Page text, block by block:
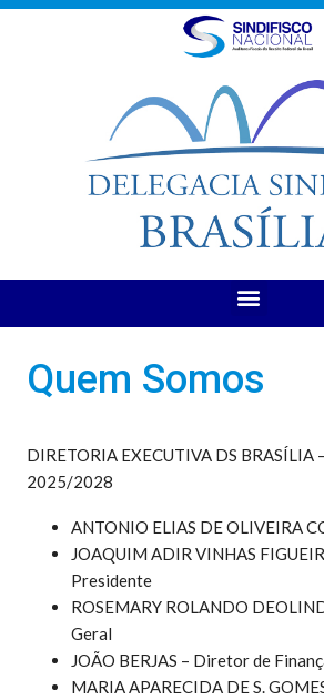
Quem Somos
DIRETORIA EXECUTIVA DS BRASÍLIA
2025/2028
ANTONIO ELIAS DE OLIVEIRA
JOAQUIM ADIR VINHAS
Presidente
ROSEMARY ROLANDO
Geral
JOÃO BERJAS – Diretor de
MARIA APARECIDA DE S.